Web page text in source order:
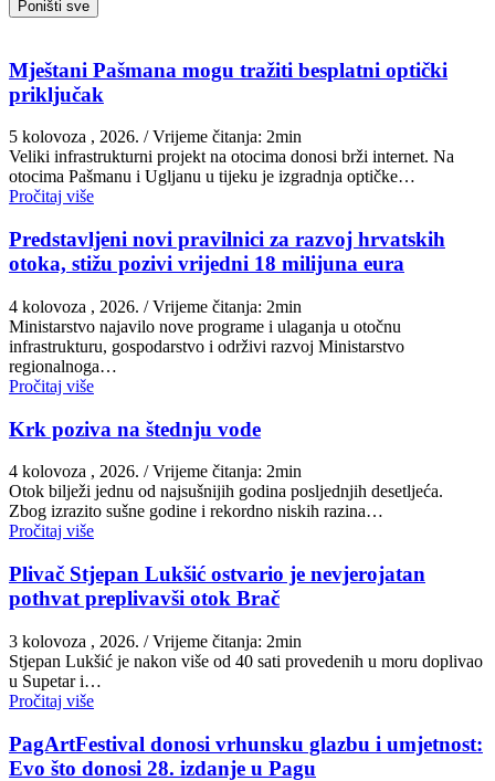
Poništi sve
Mještani Pašmana mogu tražiti besplatni optički
priključak
5 kolovoza , 2026. / Vrijeme čitanja: 2min
Veliki infrastrukturni projekt na otocima donosi brži internet. Na
otocima Pašmanu i Ugljanu u tijeku je izgradnja optičke…
Pročitaj više
Predstavljeni novi pravilnici za razvoj hrvatskih
otoka, stižu pozivi vrijedni 18 milijuna eura
4 kolovoza , 2026. / Vrijeme čitanja: 2min
Ministarstvo najavilo nove programe i ulaganja u otočnu
infrastrukturu, gospodarstvo i održivi razvoj Ministarstvo
regionalnoga…
Pročitaj više
Krk poziva na štednju vode
4 kolovoza , 2026. / Vrijeme čitanja: 2min
Otok bilježi jednu od najsušnijih godina posljednjih desetljeća.
Zbog izrazito sušne godine i rekordno niskih razina…
Pročitaj više
Plivač Stjepan Lukšić ostvario je nevjerojatan
pothvat preplivavši otok Brač
3 kolovoza , 2026. / Vrijeme čitanja: 2min
St​jepan Lukšić je nakon više od 40 sati provedenih u moru doplivao
u Supetar i…
Pročitaj više
PagArtFestival donosi vrhunsku glazbu i umjetnost:
Evo što donosi 28. izdanje u Pagu